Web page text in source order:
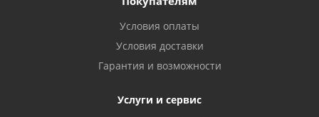
Условия оплаты
Условия доставки
Гарантия и возможности
Услуги и сервис